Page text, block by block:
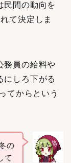
民間の動向を
て決定しま
務員の給料や
にしろ下がる
てからという
の
て